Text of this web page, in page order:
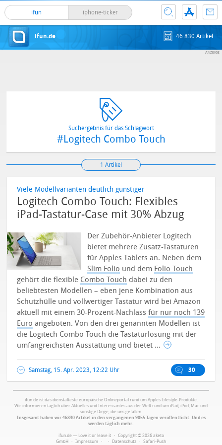
ifun iphone-ticker
ifun.de 46 830 Artikel
Suchergebnis für das Schlagwort
#Logitech Combo Touch
1 Artikel
Viele Modellvarianten deutlich günstiger
Logitech Combo Touch: Flexibles
iPad-Tastatur-Case mit 30% Abzug
Der Zubehör-Anbieter Logitech
bietet mehrere Zusatz-Tastaturen
für Apples Tablets an. Neben dem
Slim Folio und dem Folio Touch
gehört die flexible Combo Touch dabei zu den
beliebtesten Modellen – eben jene Kombination aus
Schutzhülle und vollwertiger Tastatur wird bei Amazon
aktuell mit einem 30-Prozent-Nachlassfür nur noch 139
Euro angeboten.Von den drei genannten Modellen ist
die Logitech Combo Touch die Tastaturlösung mit der
umfangreichsten Ausstattung und bietet ...
Samstag, 15. Apr. 2023, 12:22 Uhr 30
ifun.de ist das dienstälteste europäische Onlineportal rund um Apples Lifestyle-Produkte.
Wir informieren täglich über Aktuelles und Interessantes aus der Welt rund um iPad, iPod, Mac und
sonstige Dinge, die uns gefallen.
Insgesamt haben wir 46830 Artikel in den vergangenen 9055 Tagen veröffentlicht. Und es
werden täglich mehr.
ifun.de — Love it or leave it · Copyright © 2026 aketo
GmbH · Impressum · · Datenschutz · Safari-Push